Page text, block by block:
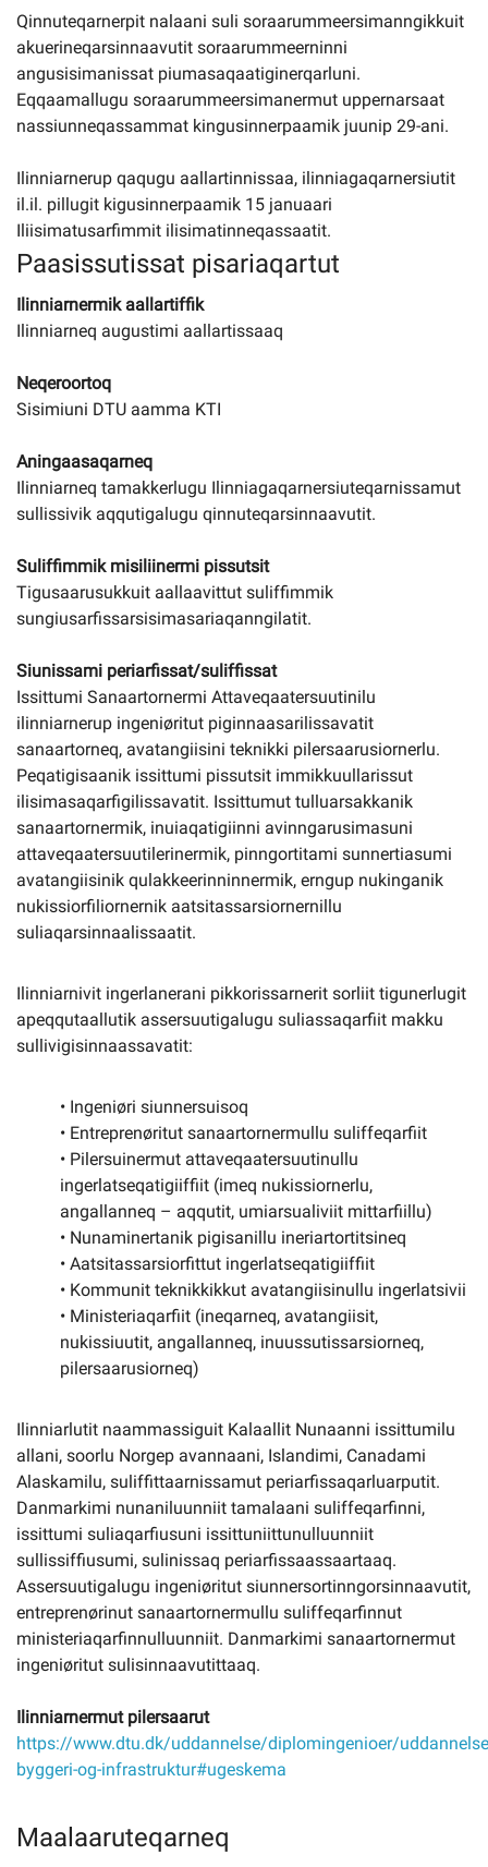
Qinnuteqarnerpit nalaani suli soraarummeersimanngikkuit
akuerineqarsinnaavutit soraarummeerninni
angusisimanissat piumasaqaatiginerqarluni.
Eqqaamallugu soraarummeersimanermut uppernarsaat
nassiunneqassammat kingusinnerpaamik juunip 29-ani.
Ilinniarnerup qaqugu aallartinnissaa, ilinniagaqarnersiutit
il.il. pillugit kigusinnerpaamik 15 januaari
Iliisimatusarfimmit ilisimatinneqassaatit.
Paasissutissat pisariaqartut
Ilinniarnermik aallartiffik
Ilinniarneq augustimi aallartissaaq
Neqeroortoq
Sisimiuni DTU aamma KTI
Aningaasaqarneq
Ilinniarneq tamakkerlugu Ilinniagaqarnersiuteqarnissamut
sullissivik aqqutigalugu qinnuteqarsinnaavutit.
Suliffimmik misiliinermi pissutsit
Tigusaarusukkuit aallaavittut suliffimmik
sungiusarfissarsisimasariaqanngilatit.
Siunissami periarfissat/suliffissat
Issittumi Sanaartornermi Attaveqaatersuutinilu
ilinniarnerup ingeniøritut piginnaasarilissavatit
sanaartorneq, avatangiisini teknikki pilersaarusiornerlu.
Peqatigisaanik issittumi pissutsit immikkuullarissut
ilisimasaqarfigilissavatit. Issittumut tulluarsakkanik
sanaartornermik, inuiaqatigiinni avinngarusimasuni
attaveqaatersuutilerinermik, pinngortitami sunnertiasumi
avatangiisinik qulakkeerinninnermik, erngup nukinganik
nukissiorfiliornernik aatsitassarsiornernillu
suliaqarsinnaalissaatit.
Ilinniarnivit ingerlanerani pikkorissarnerit sorliit tigunerlugit
apeqqutaallutik assersuutigalugu suliassaqarfiit makku
sullivigisinnaassavatit:
• Ingeniøri siunnersuisoq
• Entreprenøritut sanaartornermullu suliffeqarfiit
• Pilersuinermut attaveqaatersuutinullu
ingerlatseqatigiiffiit (imeq nukissiornerlu,
angallanneq – aqqutit, umiarsualiviit mittarfiillu)
• Nunaminertanik pigisanillu ineriartortitsineq
• Aatsitassarsiorfittut ingerlatseqatigiiffiit
• Kommunit teknikkikkut avatangiisinullu ingerlatsivii
• Ministeriaqarfiit (ineqarneq, avatangiisit,
nukissiuutit, angallanneq, inuussutissarsiorneq,
pilersaarusiorneq)
Ilinniarlutit naammassiguit Kalaallit Nunaanni issittumilu
allani, soorlu Norgep avannaani, Islandimi, Canadami
Alaskamilu, suliffittaarnissamut periarfissaqarluarputit.
Danmarkimi nunaniluunniit tamalaani suliffeqarfinni,
issittumi suliaqarfiusuni issittuniittunulluunniit
sullissiffiusumi, sulinissaq periarfissaassaartaaq.
Assersuutigalugu ingeniøritut siunnersortinngorsinnaavutit,
entreprenørinut sanaartornermullu suliffeqarfinnut
ministeriaqarfinnulluunniit. Danmarkimi sanaartornermut
ingeniøritut sulisinnaavutittaaq.
Ilinniarnermut pilersaarut
https://www.dtu.dk/uddannelse/diplomingenioer/
byggeri-og-infrastruktur#ugeskema
Maalaaruteqarneq